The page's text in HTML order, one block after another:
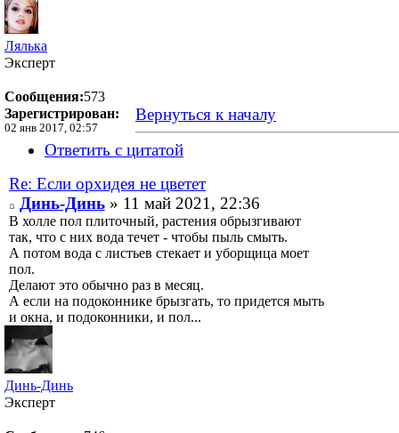
Лялька
Эксперт
Сообщения:573
Зарегистрирован:
02 янв 2017, 02:57
Вернуться к началу
Ответить с цитатой
Re: Если орхидея не цветет
Динь-Динь» 11 май 2021, 22:36
В холле пол плиточный, растения обрызгивают
так, что с них вода течет - чтобы пыль смыть.
А потом вода с листьев стекает и уборщица моет
пол.
Делают это обычно раз в месяц.
А если на подоконнике брызгать, то придется мыть
и окна, и подоконники, и пол...
Динь-Динь
Эксперт